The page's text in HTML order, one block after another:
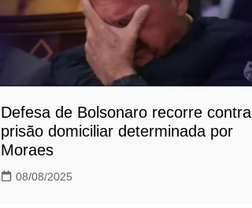
Defesa de Bolsonaro recorre contra
prisão domiciliar determinada por
Moraes
08/08/2025